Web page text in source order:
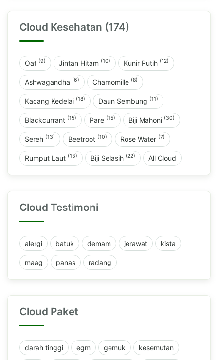
Cloud Kesehatan (174)
Oat (9) Jintan Hitam (10) Kunir Putih (12)
Ashwagandha (6) Chamomille (8)
Kacang Kedelai (18) Daun Sembung (11)
Blackcurrant (15) Pare (15) Biji Mahoni (30)
Sereh (13) Beetroot (10) Rose Water (7)
Rumput Laut (13) Biji Selasih (22) All Cloud
Cloud Testimoni
alergi batuk demam jerawat kista
maag panas radang
Cloud Paket
darah tinggi egm gemuk kesemutan